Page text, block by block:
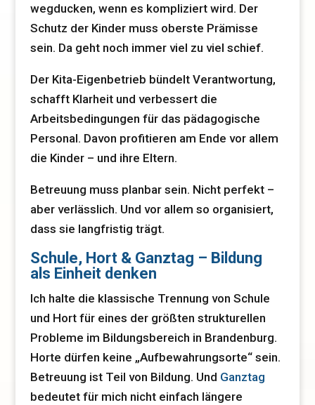
wegducken, wenn es kompliziert wird. Der
Schutz der Kinder muss oberste Prämisse
sein. Da geht noch immer viel zu viel schief.
Der Kita-Eigenbetrieb bündelt Verantwortung,
schafft Klarheit und verbessert die
Arbeitsbedingungen für das pädagogische
Personal. Davon profitieren am Ende vor allem
die Kinder – und ihre Eltern.
Betreuung muss planbar sein. Nicht perfekt –
aber verlässlich. Und vor allem so organisiert,
dass sie langfristig trägt.
Schule, Hort & Ganztag – Bildung
als Einheit denken
Ich halte die klassische Trennung von Schule
und Hort für eines der größten strukturellen
Probleme im Bildungsbereich in Brandenburg.
Horte dürfen keine „Aufbewahrungsorte“ sein.
Betreuung ist Teil von Bildung. Und Ganztag
bedeutet für mich nicht einfach längere